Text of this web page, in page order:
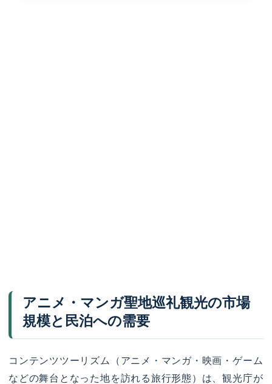
アニメ・マンガ聖地巡礼観光の市場
規模と民泊への需要
コンテンツツーリズム（アニメ・マンガ・映画・ゲーム
などの舞台となった地を訪れる旅行形態）は、観光庁が